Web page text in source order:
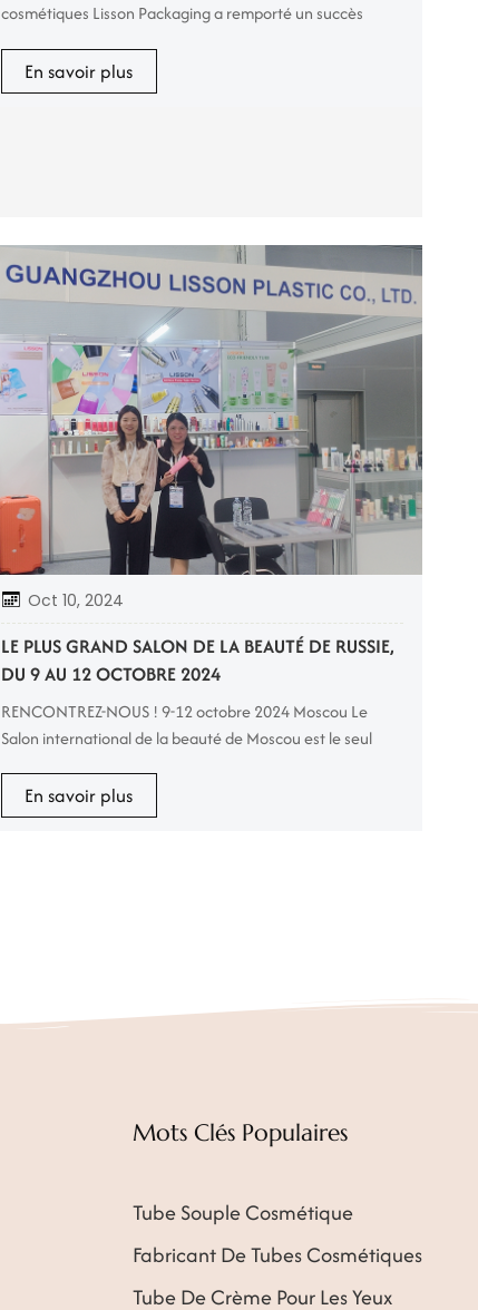
cosmétiques Lisson Packaging a remporté un succès
tenu à Hong Kong du 12 au 14 novembre 2024. Cet
événement a permis de présenter la vaste gamme de
En savoir plus
Oct 10, 2024
LE PLUS GRAND SALON DE LA BEAUTÉ DE RUSSIE,
DU 9 AU 12 OCTOBRE 2024
RENCONTREZ-NOUS ! 9-12 octobre 2024 Moscou Le
Salon international de la beauté de Moscou est le seul
Nord. Il couvre les cosmétiques et les soins personnels,
l'emballage, la fabrication OEM et les marques privées, le
En savoir plus
Mots Clés Populaires
Tube Souple Cosmétique
Fabricant De Tubes Cosmétiques
Tube De Crème Pour Les Yeux